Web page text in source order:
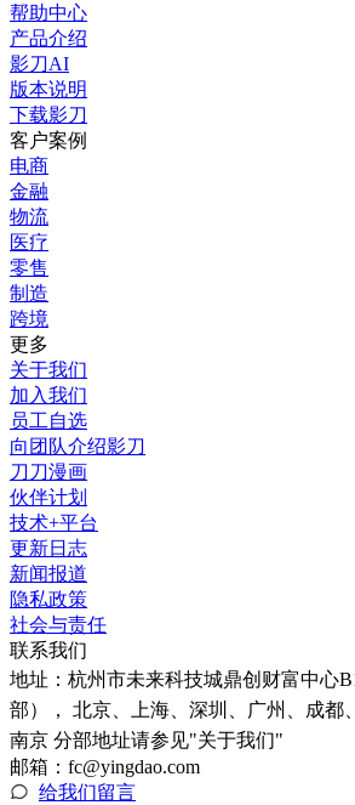
帮助中心
产品介绍
影刀AI
版本说明
下载影刀
客户案例
电商
金融
物流
医疗
零售
制造
跨境
更多
关于我们
加入我们
员工自选
向团队介绍影刀
刀刀漫画
伙伴计划
技术+平台
更新日志
新闻报道
隐私政策
社会与责任
联系我们
地址： 杭州市未来科技城鼎创财富中心
部）， 北京、上海、深圳、广州、成都
南京 分部地址请参见"关于我们"
邮箱：fc@yingdao.com
给我们留言